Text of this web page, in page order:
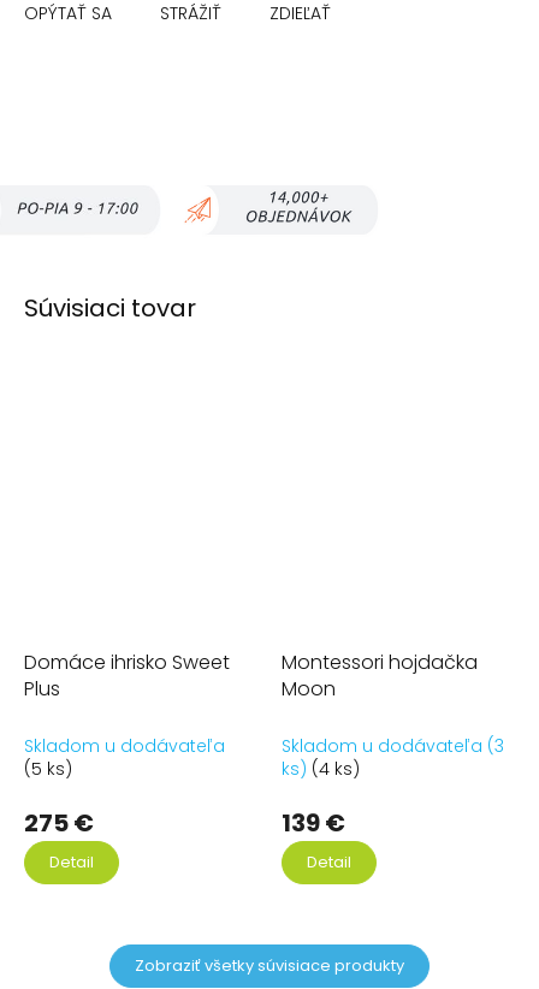
OPÝTAŤ SA STRÁŽIŤ ZDIEĽAŤ
Súvisiaci tovar
Domáce ihrisko Sweet
Plus
Skladom u dodávateľa
(5 ks)
275 €
Detail
Montessori hojdačka
Moon
Skladom u dodávateľa (3
ks) (4 ks)
139 €
Detail
Zobraziť všetky súvisiace produkty